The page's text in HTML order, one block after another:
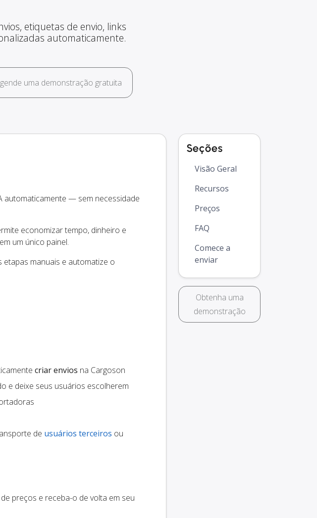
etiquetas de envio, links
automaticamente.
uma demonstração gratuita
automaticamente — sem necessidade
economizar tempo, dinheiro e
um único painel.
etapas manuais e automatize o
criar envios na Cargoson
e deixe seus usuários escolherem
de usuários terceiros ou
preços e receba-o de volta em seu
Seções
Visão Geral
Recursos
Preços
FAQ
Comece a
enviar
Obtenha uma
demonstração